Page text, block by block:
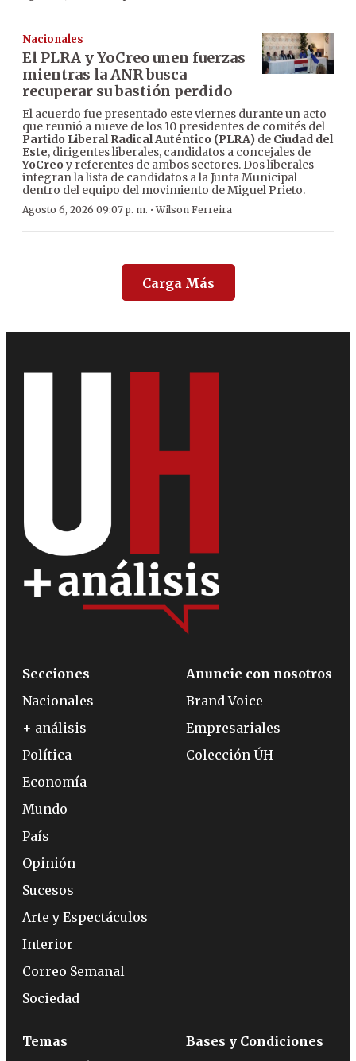
Nacionales
El PLRA y YoCreo unen fuerzas
mientras la ANR busca
recuperar su bastión perdido
El acuerdo fue presentado este viernes durante un acto
que reunió a nueve de los 10 presidentes de comités del
Partido Liberal Radical Auténtico (PLRA) de Ciudad del
Este, dirigentes liberales, candidatos a concejales de
YoCreo y referentes de ambos sectores. Dos liberales
integran la lista de candidatos a la Junta Municipal
dentro del equipo del movimiento de Miguel Prieto.
Agosto 6, 2026 09:07 p. m. ·Wilson Ferreira
Carga Más
Secciones
Nacionales
+ análisis
Política
Economía
Mundo
País
Opinión
Sucesos
Arte y Espectáculos
Interior
Correo Semanal
Sociedad
Anuncie con nosotros
Brand Voice
Empresariales
Colección ÚH
Temas
Bases y Condiciones